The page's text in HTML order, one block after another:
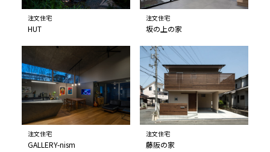
注文住宅
HUT
注文住宅
坂の上の家
注文住宅
GALLERY-nism
注文住宅
藤阪の家